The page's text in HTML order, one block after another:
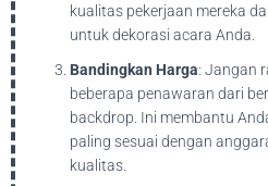
kualitas pekerjaan mereka
untuk dekorasi acara Anda.
Bandingkan Harga: Jangan
beberapa penawaran dari
backdrop. Ini membantu
paling sesuai dengan
kualitas.